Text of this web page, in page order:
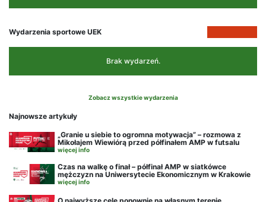
Wydarzenia sportowe UEK
Brak wydarzeń.
Zobacz wszystkie wydarzenia
Najnowsze artykuły
„Granie u siebie to ogromna motywacja” – rozmowa z
Mikołajem Wiewiórą przed półfinałem AMP w futsalu
więcej info
Czas na walkę o finał – półfinał AMP w siatkówce
mężczyzn na Uniwersytecie Ekonomicznym w Krakowie
więcej info